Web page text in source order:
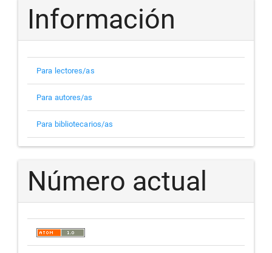
Información
Para lectores/as
Para autores/as
Para bibliotecarios/as
Número actual